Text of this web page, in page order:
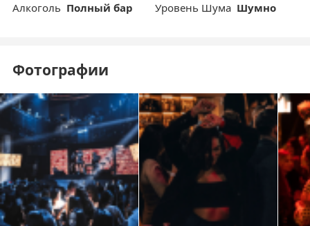
Aлкоголь Полный бар Уровень Шума Шумно
Фотографии